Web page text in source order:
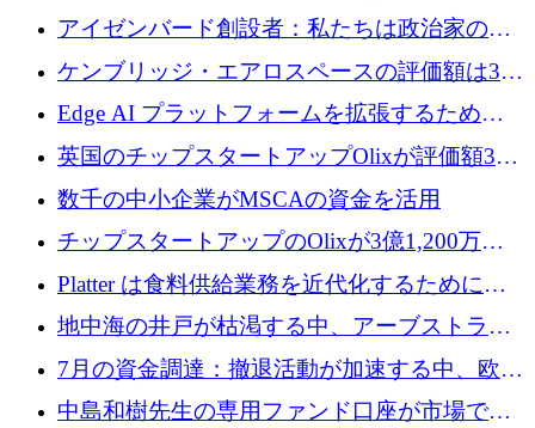
アイゼンバード創設者：私たちは政治家の
「夢精」です
ケンブリッジ・エアロスペースの評価額は3億
ドル調達で34億ドルに跳ね上がる
Edge AI プラットフォームを拡張するために
Edgeify が 900 万ドルを調達
英国のチップスタートアップOlixが評価額33
億ドルで3億1,200万ドルを調達
数千の中小企業がMSCAの資金を活用
チップスタートアップのOlixが3億1,200万ド
ルを調達、Mobilizeが投資部門を立ち上げ、7
月の資金調達を詳しく調査
Platter は食料供給業務を近代化するために
Verb Ventures から追加資金を調達
地中海の井戸が枯渇する中、アーブストラ社
は空気から飲料水を作る機械を発売
7月の資金調達：撤退活動が加速する中、欧州
の新興企業が86億ユーロを確保
中島和樹先生の専用ファンド口座が市場で高